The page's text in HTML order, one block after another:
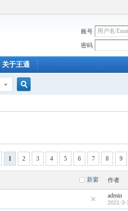
账号
密码
关于王通
1 2 3 4 5 6 7 8 9
新窗 作者
admin
2021-3-